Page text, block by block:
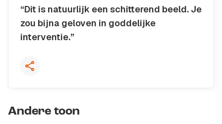
“Dit is natuurlijk een schitterend beeld. Je
zou bijna geloven in goddelijke
interventie.”
Kopieer quote
Andere toon